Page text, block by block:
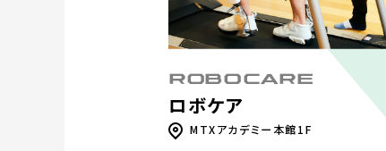
ROBOCARE
ロボケア
MTXアカデミー本館1F